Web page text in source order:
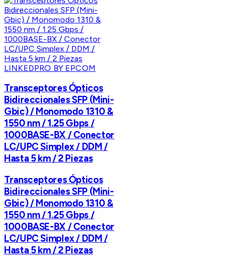
LINKEDPRO BY EPCOM
Transceptores Ópticos
Bidireccionales SFP (Mini-
Gbic) / Monomodo 1310 &
1550 nm / 1.25 Gbps /
1000BASE-BX / Conector
LC/UPC Simplex / DDM /
Hasta 5 km / 2 Piezas
Transceptores Ópticos
Bidireccionales SFP (Mini-
Gbic) / Monomodo 1310 &
1550 nm / 1.25 Gbps /
1000BASE-BX / Conector
LC/UPC Simplex / DDM /
Hasta 5 km / 2 Piezas